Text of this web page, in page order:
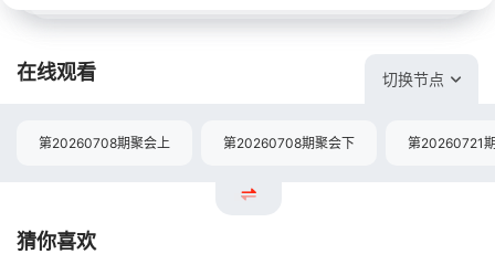
在线观看 切换节点
第20260708期聚会上 第20260708期聚会下 第20260721
猜你喜欢